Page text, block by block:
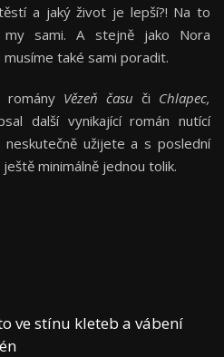
a jaký život je lepší?! Na to
sami. A stejně jako Nora
také sami poradit.
romány Vězeň času či Chlapec,
další vynikající román nutící
užijete a s poslední
minimálně jednou tolik.
ve stínu kleteb a vábení